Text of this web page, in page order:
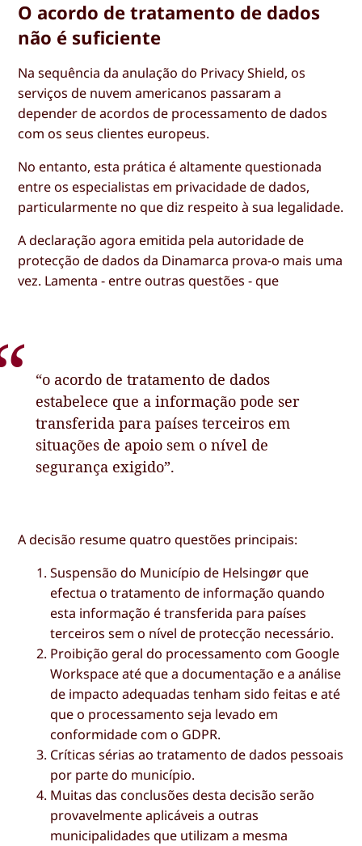
O acordo de tratamento de dados
não é suficiente
Na sequência da anulação do Privacy Shield, os
serviços de nuvem americanos passaram a
depender de acordos de processamento de dados
com os seus clientes europeus.
No entanto, esta prática é altamente questionada
entre os especialistas em privacidade de dados,
particularmente no que diz respeito à sua legalidade.
A declaração agora emitida pela autoridade de
protecção de dados da Dinamarca prova-o mais uma
vez. Lamenta - entre outras questões - que
“o acordo de tratamento de dados
estabelece que a informação pode ser
transferida para países terceiros em
situações de apoio sem o nível de
segurança exigido”.
A decisão resume quatro questões principais:
Suspensão do Município de Helsingør que
efectua o tratamento de informação quando
esta informação é transferida para países
terceiros sem o nível de protecção necessário.
Proibição geral do processamento com Google
Workspace até que a documentação e a análise
de impacto adequadas tenham sido feitas e até
que o processamento seja levado em
conformidade com o GDPR.
Críticas sérias ao tratamento de dados pessoais
por parte do município.
Muitas das conclusões desta decisão serão
provavelmente aplicáveis a outras
municipalidades que utilizam a mesma